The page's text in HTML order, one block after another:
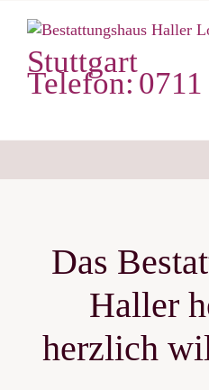
Inhalt
springenStuttgart
Telefon:
Das
Haller
herzlich